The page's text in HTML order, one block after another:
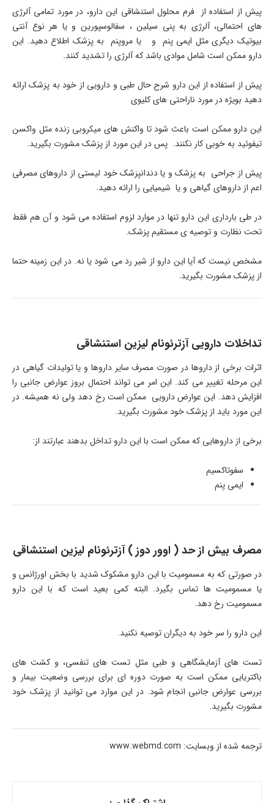
پیش از استفاده از فرم محلول استنشاقی این دارو، در مورد تمامی آلرژی
های احتمالی، آلرژی به پنی سیلین ، سفالوسپورین و یا هر نوع آنتی
بیوتیک دیگری مثل ایمی پنم و یا مروپنم به پزشک اطلاع دهید. این
دارو ممکن است شامل موادی باشد که آلرژی را تشدید کنند.
پیش از استفاده از این دارو شرح حال طبی و دارویی از خود به پزشک ارائه
دهید بویژه در مورد ناراحتی های کلیوی
این دارو ممکن است باعث شود تا واکنش های میکروبی زنده مثل واکسن
تیفوئید به خوبی کار نکنند. پس در این مورد از پزشک مشورت بگیرید.
پیش از جراحی به پزشک و یا دندانپزشک خود لیستی از داروهای مصرفی
اعم از داروهای گیاهی و یا شیمیایی را ارائه دهید.
در طی بارداری این دارو تنها در موارد لزوم استفاده می شود و آن هم فقط
تحت نظارت و توصیه ی مستقیم پزشک.
مشخص نیست که آیا این دارو از شیر رد می شود یا نه. در این زمینه حتما
از پزشک مشورت بگیرید.
تداخلات دارویی آزترئونام لیزین استنشاقی
اثرات برخی از داروها در صورت مصرف سایر داروها و یا تولیدات گیاهی در
این مرحله تغییر می کند. این امر می تواند احتمال بروز عوارض جانبی را
افزایش دهد. این عوارض دارویی ممکن است رخ دهد ولی نه همیشه. در
این مورد باید از پزشک خود مشورت بگیرید.
برخی از داروهایی که ممکن است با این دارو تداخل بدهند عبارتند از:
سفوتاکسیم
ایمی پنم
مصرف بیش از حد ( اوور دوز ) آزترئونام لیزین استنشاقی
در صورتی که به مسمومیت با این دارو مشکوک شدید با بخش اورژانس و
یا مسمومیت ها تماس بگیرد. البته کمی بعید است که با این دارو
مسمومیت رخ دهد.
این دارو را سر خود به دیگران توصیه نکنید.
تست های آزمایشگاهی و طبی مثل تست های تنفسی، و کشت های
باکتریایی ممکن است به صورت دوره ای برای بررسی وضعیت بیمار و
بررسی عوارض جانبی انجام شود. در این موارد می توانید از پزشک خود
مشورت بگیرید.
ترجمه شده از وبسایت: www.webmd.com